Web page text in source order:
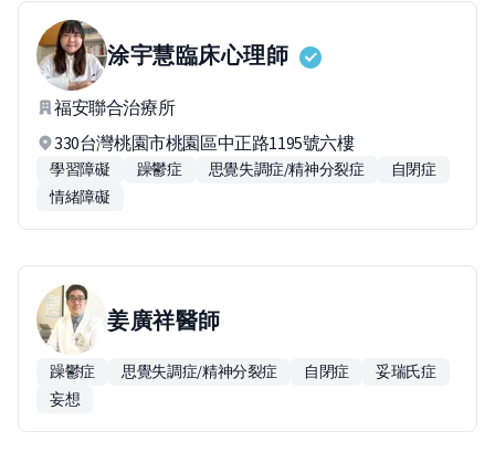
涂宇慧臨床心理師
福安聯合治療所
330台灣桃園市桃園區中正路1195號六樓
學習障礙 躁鬱症 思覺失調症/精神分裂症
自閉症
情緒障礙
姜廣祥醫師
躁鬱症 思覺失調症/精神分裂症 自閉症
妥瑞氏症
妄想